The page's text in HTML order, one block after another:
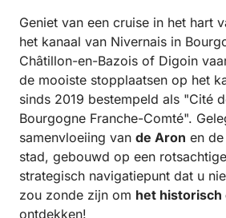
Geniet van een cruise in het hart
het kanaal van Nivernais in
Châtillon-en-Bazois of Digoin
de mooiste stopplaatsen op het
sinds 2019 bestempeld als "Cité
Bourgogne Franche-Comté".
samenvloeiing van de Aron en
stad, gebouwd op een
strategisch navigatiepunt dat u
zou zonde zijn om het historisch
ontdekken!